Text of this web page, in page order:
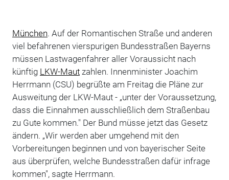
München. Auf der Romantischen Straße und anderen
viel befahrenen vierspurigen Bundesstraßen Bayerns
müssen Lastwagenfahrer aller Voraussicht nach
künftig LKW-Mautzahlen. Innenminister Joachim
Herrmann (CSU) begrüßte am Freitag die Pläne zur
Ausweitung der LKW-Maut - „unter der Voraussetzung,
dass die Einnahmen ausschließlich dem Straßenbau
zu Gute kommen." Der Bund müsse jetzt das Gesetz
ändern. „Wir werden aber umgehend mit den
Vorbereitungen beginnen und von bayerischer Seite
aus überprüfen, welche Bundesstraßen dafür infrage
kommen", sagte Herrmann.